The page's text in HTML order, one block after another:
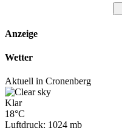
Anzeige
Wetter
Aktuell in Cronenberg
Klar
18°C
Luftdruck: 1024 mb